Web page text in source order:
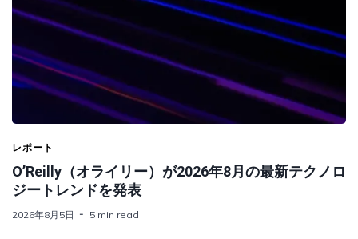
レポート
O’Reilly（オライリー）が2026年8月の最新テクノロ
ジートレンドを発表
2026年8月5日 5 min read